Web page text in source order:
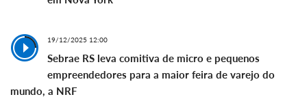
19/12/2025 12:00
Sebrae RS leva comitiva de micro e pequenos
empreendedores para a maior feira de varejo do
mundo, a NRF